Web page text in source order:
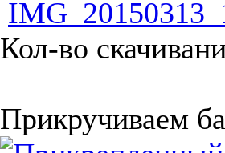
Кол-во
Прикручиваем